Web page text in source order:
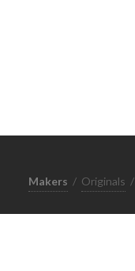
Makers / Originals /